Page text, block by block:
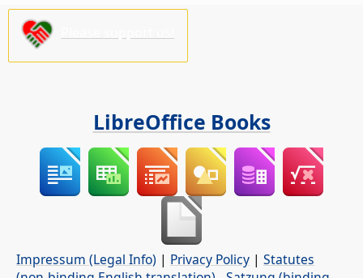
LibreOffice Books
Impressum (Legal Info) | Privacy Policy | Statutes